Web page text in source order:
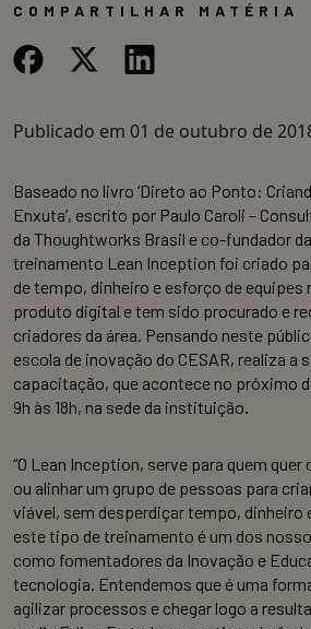
COMPARTILHAR MATÉRIA
Publicado em 01 de outubro de
Baseado no livro ‘Direto ao Ponto:
Enxuta’, escrito por Paulo Caroli –
da Thoughtworks Brasil e co-fundador
treinamento Lean Inception foi criado
de tempo, dinheiro e esforço de equipes
produto digital e tem sido procurado e
criadores da área. Pensando neste
escola de inovação do CESAR, realiza a
capacitação, que acontece no próximo
9h às 18h, na sede da instituição.
“O Lean Inception, serve para quem
ou alinhar um grupo de pessoas para
viável, sem desperdiçar tempo, dinheiro
este tipo de treinamento é um dos
como fomentadores da Inovação e
tecnologia. Entendemos que é uma
agilizar processos e chegar logo a